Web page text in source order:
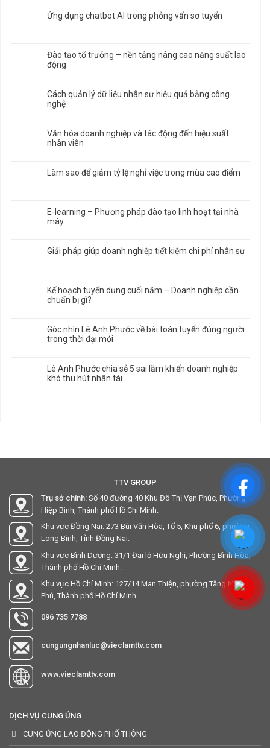
Ứng dụng chatbot AI trong phỏng vấn sơ tuyển
Đào tạo tổ trưởng – nền tảng nâng cao năng suất lao
động
Cách quản lý dữ liệu nhân sự hiệu quả bằng công
nghệ
Văn hóa doanh nghiệp và tác động đến hiệu suất
nhân viên
Làm sao để giảm tỷ lệ nghỉ việc trong mùa cao điểm
E-learning – Phương pháp đào tạo linh hoạt tại nhà
máy
Giải pháp giúp doanh nghiệp tiết kiệm chi phí nhân sự
Kế hoạch tuyển dụng cuối năm – Doanh nghiệp cần
chuẩn bị gì?
Góc nhìn Lê Anh Phước về bài toán tuyển đúng người
trong thời đại mới
Lê Anh Phước chia sẻ 5 sai lầm khiến doanh nghiệp
khó thu hút nhân tài
TTV GROUP
Trụ sở chính: Số 40 đường 40 Khu Đô Thị Vạn Phúc, Phường
Hiệp Bình, Thành phố Hồ Chí Minh.
Khu vực Đồng Nai: 273 Bùi Văn Hòa, Tổ 5, Khu phố 6, phường
Long Bình, Tỉnh Đồng Nai.
Khu vực Bình Dương: 31/1 Đại lộ Hữu Nghị, Phường Bình Hòa,
Thành phố Hồ Chí Minh.
Khu vực Hồ Chí Minh: 127/14 Man Thiện, phường Tăng Nhơn
Phú, Thành phố Hồ Chí Minh.
096 735 7788
cungungnhanluc@vieclamttv.com
www.vieclamttv.com
DỊCH VỤ CUNG ỨNG
CUNG ỨNG LAO ĐỘNG PHỔ THÔNG